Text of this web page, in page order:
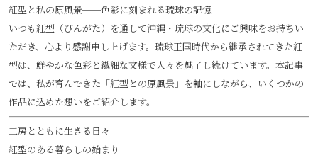
紅型と私の原風景──色彩に刻まれる琉球の記憶
いつも紅型（びんがた）を通して沖縄・琉球の文化にご興味をお持ちい
ただき、心より感謝申し上げます。琉球王国時代から継承されてきた紅
型は、鮮やかな色彩と繊細な文様で人々を魅了し続けています。本記事
では、私が育んできた「紅型との原風景」を軸にしながら、いくつかの
作品に込めた想いをご紹介します。
工房とともに生きる日々
紅型のある暮らしの始まり